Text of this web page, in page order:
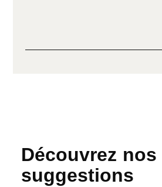
Découvrez nos
suggestions